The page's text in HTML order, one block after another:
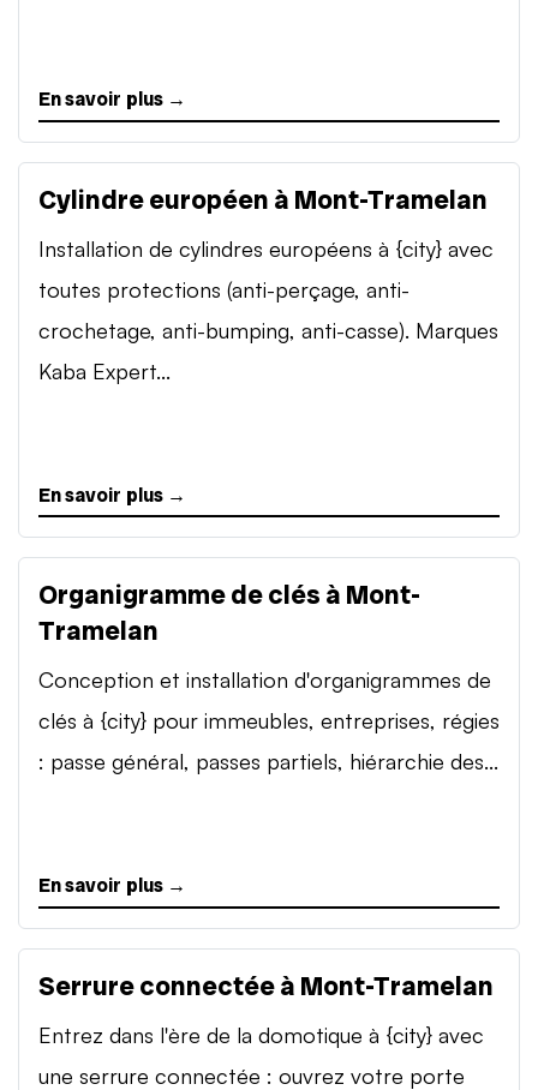
En savoir plus →
Cylindre européen à Mont-Tramelan
Installation de cylindres européens à {city} avec
toutes protections (anti-perçage, anti-
crochetage, anti-bumping, anti-casse). Marques
Kaba Expert...
En savoir plus →
Organigramme de clés à Mont-
Tramelan
Conception et installation d'organigrammes de
clés à {city} pour immeubles, entreprises, régies
: passe général, passes partiels, hiérarchie des...
En savoir plus →
Serrure connectée à Mont-Tramelan
Entrez dans l'ère de la domotique à {city} avec
une serrure connectée : ouvrez votre porte